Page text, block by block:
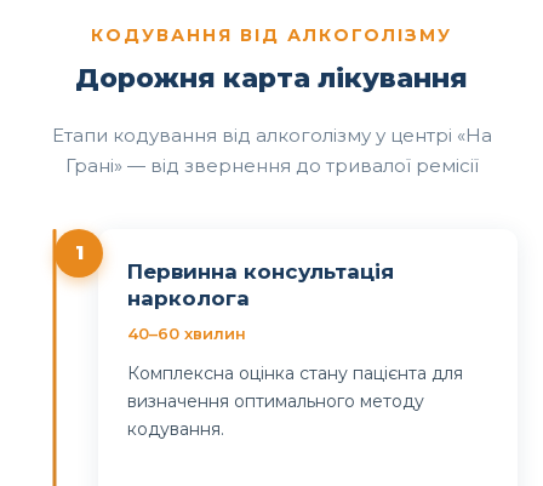
КОДУВАННЯ ВІД АЛКОГОЛІЗМУ
Дорожня карта лікування
Етапи кодування від алкоголізму у центрі «На
Грані» — від звернення до тривалої ремісії
1
Первинна консультація
нарколога
40–60 хвилин
Комплексна оцінка стану пацієнта для
визначення оптимального методу
кодування.